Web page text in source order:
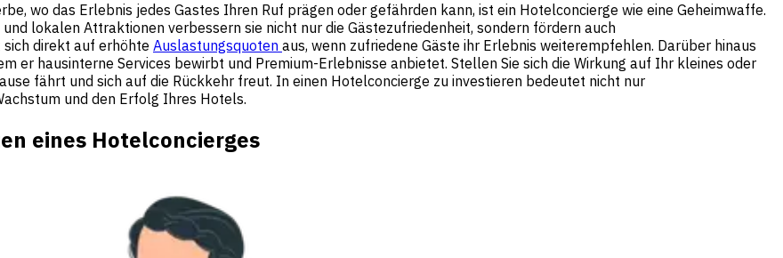
wo das Erlebnis jedes Gastes Ihren Ruf prägen oder gefährden kann, ist ein Hotelconcierge wie eine Geheimwaffe.
lokalen Attraktionen verbessern sie nicht nur die Gästezufriedenheit, sondern fördern auch
direkt auf erhöhte Auslastungsquoten aus, wenn zufriedene Gäste ihr Erlebnis weiterempfehlen. Darüber hinaus
er hausinterne Services bewirbt und Premium-Erlebnisse anbietet. Stellen Sie sich die Wirkung auf Ihr kleines oder
fährt und sich auf die Rückkehr freut. In einen Hotelconcierge zu investieren bedeutet nicht nur
und den Erfolg Ihres Hotels.
eines Hotelconcierges